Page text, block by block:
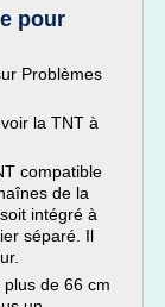
pour
Problèmes
la TNT à
compatible
de la
intégré à
séparé. Il
de 66 cm